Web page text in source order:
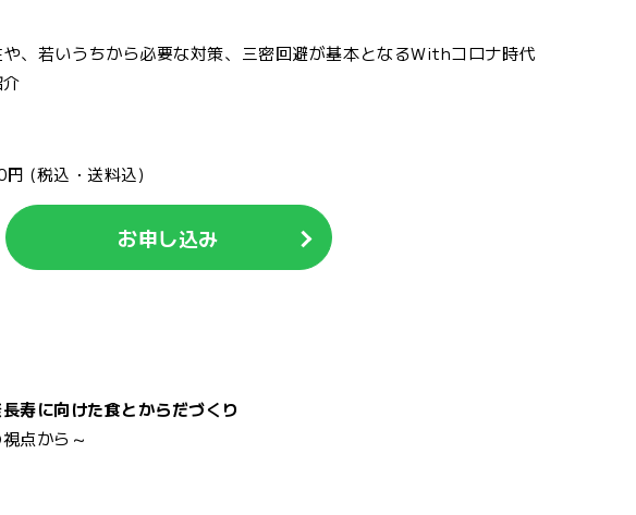
、若いうちから必要な対策、三密回避が基本となるWithコロナ時代
(税込・送料込)
お申し込み
寿に向けた食とからだづくり
点から～